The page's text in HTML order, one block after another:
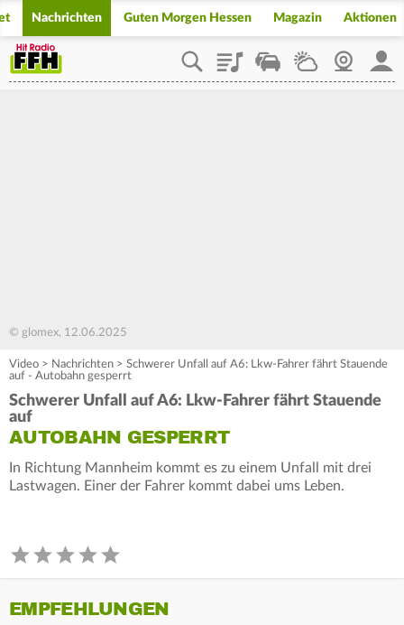
Nachrichten Guten Morgen Hessen Magazin Aktionen
PlaylistStaupilotWetterWebcam
© glomex, 12.06.2025
Video > Nachrichten > Schwerer Unfall auf A6: Lkw-Fahrer fährt Stauende
auf - Autobahn gesperrt
Schwerer Unfall auf A6: Lkw-Fahrer fährt Stauende
auf
AUTOBAHN GESPERRT
In Richtung Mannheim kommt es zu einem Unfall mit drei
Lastwagen. Einer der Fahrer kommt dabei ums Leben.
EMPFEHLUNGEN